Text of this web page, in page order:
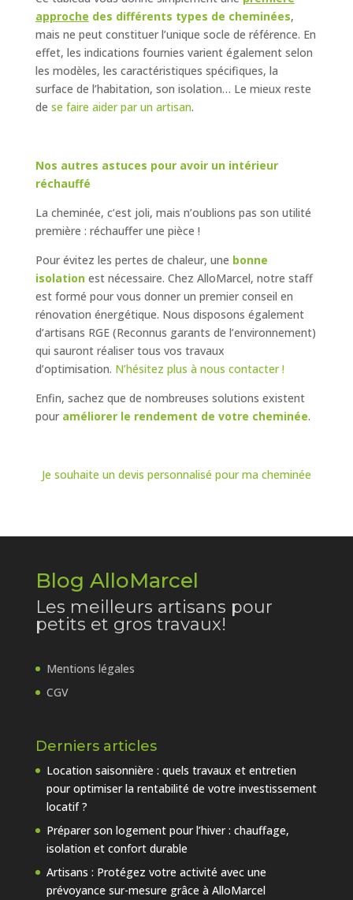
approche des différents types de cheminées,
mais ne peut constituer l’unique socle de référence. En
effet, les indications fournies varient également selon
les modèles, les caractéristiques spécifiques, la
surface de l’habitation, son isolation… Le mieux reste
de se faire aider par un artisan.
Nos autres astuces pour avoir un intérieur
réchauffé
La cheminée, c’est joli, mais n’oublions pas son utilité
première : réchauffer une pièce !
Pour évitez les pertes de chaleur, une bonne
isolationest nécessaire. Chez AlloMarcel, notre staff
est formé pour vous donner un premier conseil en
rénovation énergétique. Nous disposons également
d’artisans RGE (Reconnus garants de l’environnement)
qui sauront réaliser tous vos travaux
d’optimisation. N’hésitez plus à nous contacter !
Enfin, sachez que de nombreuses solutions existent
pour améliorer le rendement de votre cheminée.
Je souhaite un devis personnalisé pour ma cheminée
Blog AlloMarcel
Les meilleurs artisans pour
petits et gros travaux!
Mentions légales
CGV
Derniers articles
Location saisonnière : quels travaux et entretien
pour optimiser la rentabilité de votre investissement
locatif ?
Préparer son logement pour l’hiver : chauffage,
isolation et confort durable
Artisans : Protégez votre activité avec une
prévoyance sur-mesure grâce à AlloMarcel